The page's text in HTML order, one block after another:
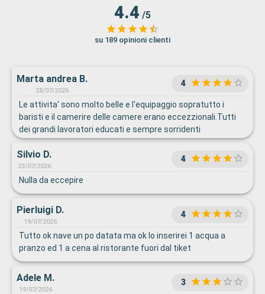
4.4 /5
su 189 opinioni clienti
Marta andrea B.
28/07/2026
4
Le attivita' sono molto belle e l'equipaggio sopratutto i
baristi e il camerire delle camere erano eccezzionali.Tutti
dei grandi lavoratori educati e sempre sorridenti
Silvio D.
23/07/2026
4
Nulla da eccepire
Pierluigi D.
19/07/2026
4
Tutto ok nave un po datata ma ok Io inserirei 1 acqua a
pranzo ed 1 a cena al ristorante fuori dal tiket
Adele M.
19/07/2026
3